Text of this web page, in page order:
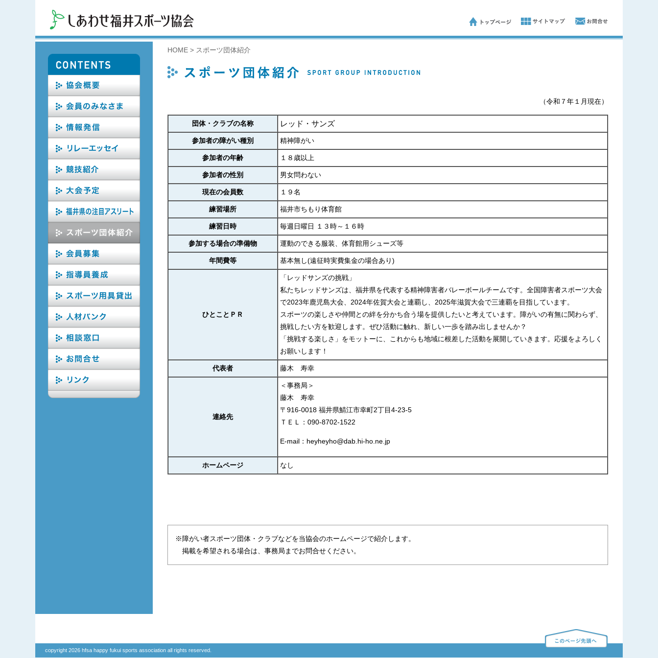
HOME > スポーツ団体紹介
（令和７年１月現在）
団体・クラブの名称 レッド・サンズ
参加者の障がい種別 精神障がい
参加者の年齢 １８歳以上
参加者の性別 男女問わない
現在の会員数 １９名
練習場所 福井市ちもり体育館
練習日時 毎週日曜日 １３時～１６時
参加する場合の準備物 運動のできる服装、体育館用シューズ等
年間費等 基本無し(遠征時実費集金の場合あり)
ひとことＰＲ
「レッドサンズの挑戦」
私たちレッドサンズは、福井県を代表する精神障害者バレーボールチームです。全国障害者スポーツ大会
で2023年鹿児島大会、2024年佐賀大会と連覇し、2025年滋賀大会で三連覇を目指しています。
スポーツの楽しさや仲間との絆を分かち合う場を提供したいと考えています。障がいの有無に関わらず、
挑戦したい方を歓迎します。ぜひ活動に触れ、新しい一歩を踏み出しませんか？
「挑戦する楽しさ」をモットーに、これからも地域に根差した活動を展開していきます。応援をよろしく
お願いします！
代表者 藤木 寿幸
連絡先
＜事務局＞
藤木 寿幸
〒916-0018 福井県鯖江市幸町2丁目4-23-5
ＴＥＬ：090-8702-1522
E-mail：heyheyho@dab.hi-ho.ne.jp
ホームページ なし
※障がい者スポーツ団体・クラブなどを当協会のホームページで紹介します。
掲載を希望される場合は、事務局までお問合せください。
copyright 2026 hfsa happy fukui sports association all rights reserved.